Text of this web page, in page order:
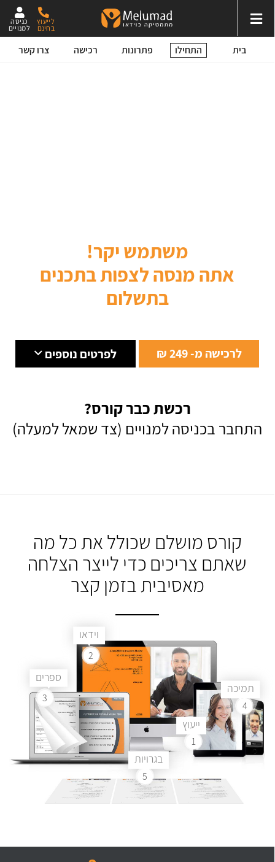
כניסה
למנויים
לייעוץ
בחינם
בית התחילו פתרונות רכישה צרו קשר
משתמש יקר!
אתה מנסה לצפות בתכנים
בתשלום
לרכישה מ- 249 ₪ לפרטים נוספים
רכשת כבר קורס?
התחבר בכניסה למנויים (צד שמאל למעלה)
קורס מושלם שכולל את כל מה
שאתם צריכים כדי לייצר הצלחה
מאסיבית בזמן קצר
ייעוץ
1
וידאו
2
ספרים
3
תמיכה
4
בגרויות
5